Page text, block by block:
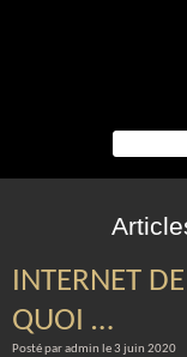
INTERNET
QUOI …
Posté par admin le 3 juin 2020